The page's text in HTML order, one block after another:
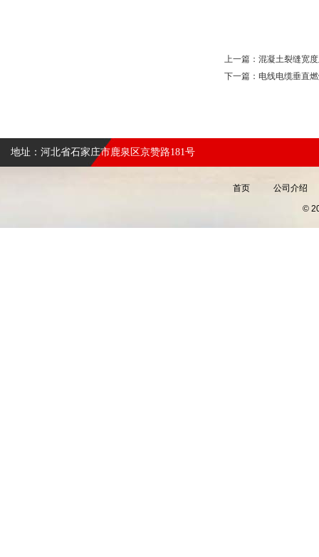
上一篇： 混凝土裂缝宽
下一篇： 电线电缆垂直
地址：河北省石家庄市鹿泉区京赞路181号
首页 公司介绍
©